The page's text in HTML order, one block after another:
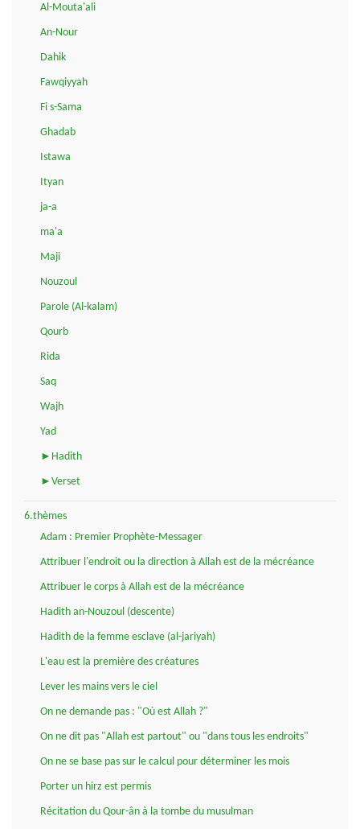
Al-Mouta'ali
An-Nour
Dahik
Fawqiyyah
Fi s-Sama
Ghadab
Istawa
Ityan
ja-a
ma'a
Maji
Nouzoul
Parole (Al-kalam)
Qourb
Rida
Saq
Wajh
Yad
►Hadith
►Verset
6.thèmes
Adam : Premier Prophète-Messager
Attribuer l'endroit ou la direction à Allah est de la mécréance
Attribuer le corps à Allah est de la mécréance
Hadith an-Nouzoul (descente)
Hadith de la femme esclave (al-jariyah)
L'eau est la première des créatures
Lever les mains vers le ciel
On ne demande pas : "Où est Allah ?"
On ne dit pas "Allah est partout" ou "dans tous les endroits"
On ne se base pas sur le calcul pour déterminer les mois
Porter un hirz est permis
Récitation du Qour-ân à la tombe du musulman